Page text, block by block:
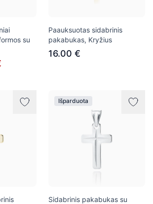
su
Paauksuotas sidabrinis
pakabukas, Kryžius
16.00 €
Išparduota
Sidabrinis pakabukas su